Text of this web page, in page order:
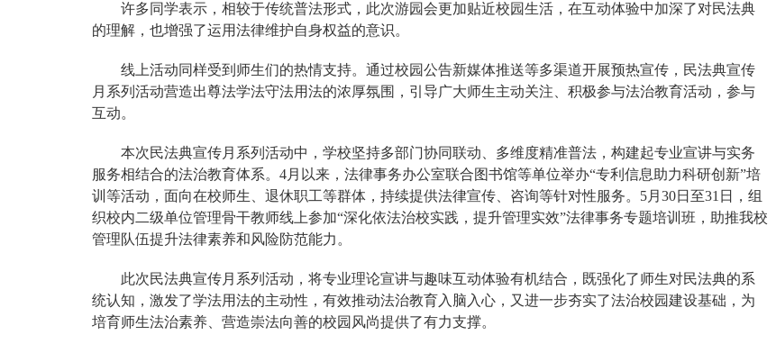
许多同学表示，相较于传统普法形式，此次游园会更加贴近校园生活，在互动体验中加深了对民法典
的理解，也增强了运用法律维护自身权益的意识。
线上活动同样受到师生们的热情支持。通过校园公告新媒体推送等多渠道开展预热宣传，民法典宣传
月系列活动营造出尊法学法守法用法的浓厚氛围，引导广大师生主动关注、积极参与法治教育活动，参与
互动。
本次民法典宣传月系列活动中，学校坚持多部门协同联动、多维度精准普法，构建起专业宣讲与实务
服务相结合的法治教育体系。4月以来，法律事务办公室联合图书馆等单位举办“专利信息助力科研创新”培
训等活动，面向在校师生、退休职工等群体，持续提供法律宣传、咨询等针对性服务。5月30日至31日，组
织校内二级单位管理骨干教师线上参加“深化依法治校实践，提升管理实效”法律事务专题培训班，助推我校
管理队伍提升法律素养和风险防范能力。
此次民法典宣传月系列活动，将专业理论宣讲与趣味互动体验有机结合，既强化了师生对民法典的系
统认知，激发了学法用法的主动性，有效推动法治教育入脑入心，又进一步夯实了法治校园建设基础，为
培育师生法治素养、营造崇法向善的校园风尚提供了有力支撑。